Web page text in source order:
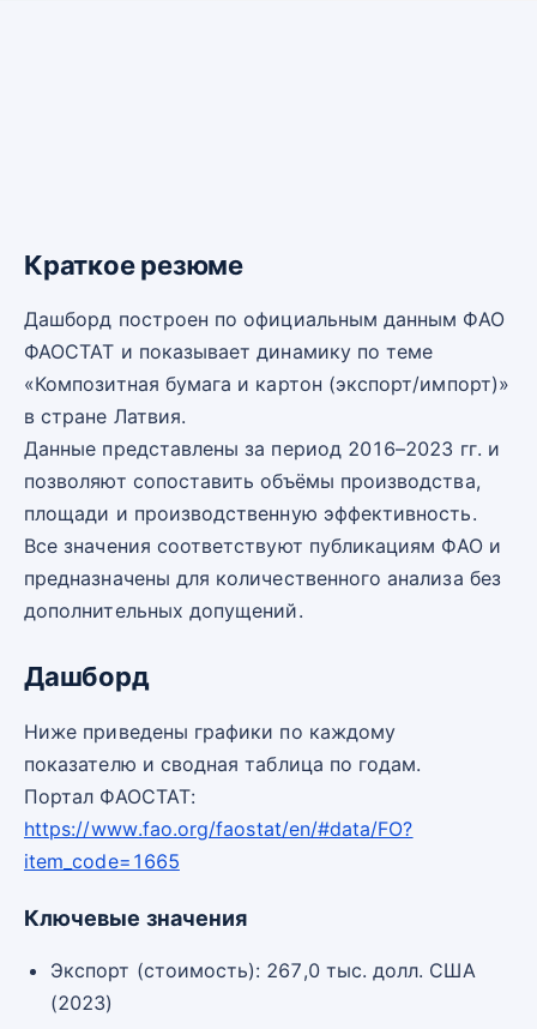
Краткое резюме
Дашборд построен по официальным данным ФАО
ФАОСТАТ и показывает динамику по теме
«Композитная бумага и картон (экспорт/импорт)»
в стране Латвия.
Данные представлены за период 2016–2023 гг. и
позволяют сопоставить объёмы производства,
площади и производственную эффективность.
Все значения соответствуют публикациям ФАО и
предназначены для количественного анализа без
дополнительных допущений.
Дашборд
Ниже приведены графики по каждому
показателю и сводная таблица по годам.
Портал ФАОСТАТ:
https://www.fao.org/faostat/en/#data/FO?
item_code=1665
Ключевые значения
Экспорт (стоимость): 267,0 тыс. долл. США
(2023)